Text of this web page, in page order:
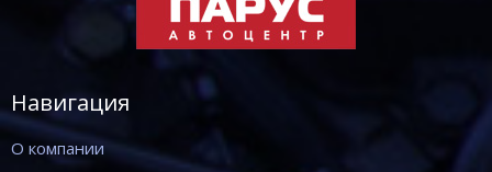
Навигация
О компании